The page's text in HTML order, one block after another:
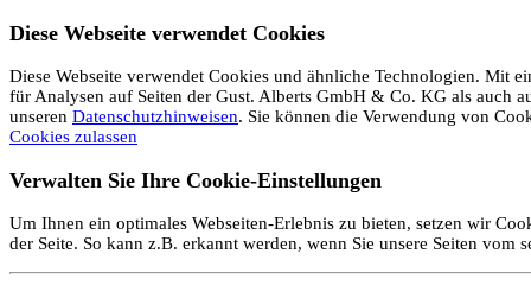
Diese Webseite verwendet Cookies
Diese Webseite verwendet Cookies und ähnliche Technologien. Mit
für Analysen auf Seiten der Gust. Alberts GmbH & Co. KG als auch
unseren Datenschutzhinweisen. Sie können die Verwendung von
Cookies zulassen
Verwalten Sie Ihre Cookie-Einstellungen
Um Ihnen ein optimales Webseiten-Erlebnis zu bieten, setzen wir
der Seite. So kann z.B. erkannt werden, wenn Sie unsere Seiten